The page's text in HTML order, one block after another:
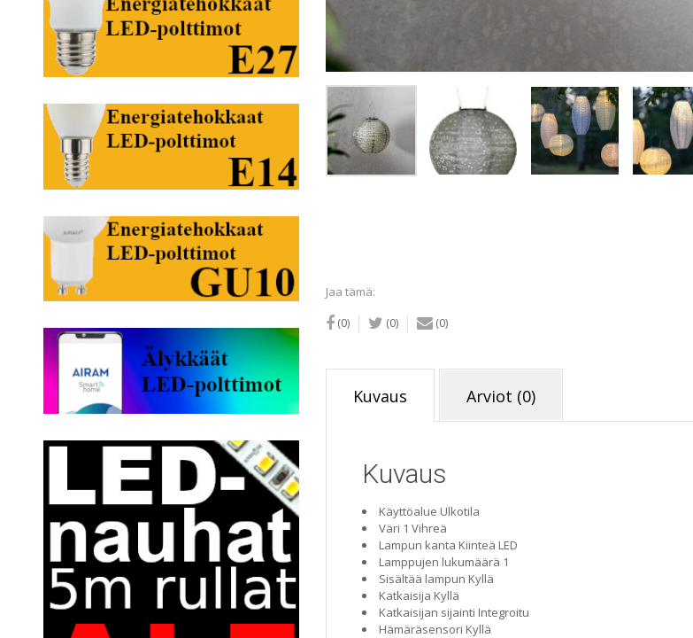
Jaa tämä:
(0) (0) (0)
Kuvaus Arviot (0)
Kuvaus
Käyttöalue Ulkotila
Väri 1 Vihreä
Lampun kanta Kiinteä LED
Lamppujen lukumäärä 1
Sisältää lampun Kyllä
Katkaisija Kyllä
Katkaisijan sijainti Integroitu
Hämäräsensori Kyllä